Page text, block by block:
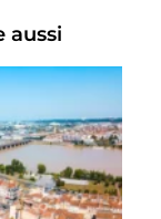
aussi